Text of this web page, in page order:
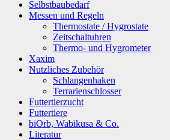
Selbstbaubedarf
Messen und Regeln
Thermostate / Hygrostate
Zeitschaltuhren
Thermo- und Hygrometer
Xaxim
Nutzliches Zubehör
Schlangenhaken
Terrarienschlosser
Futtertierzucht
Futtertiere
biOrb, Wabikusa & Co.
Literatur